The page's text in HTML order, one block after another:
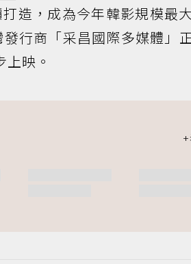
造，成為今年韓影規模最
行商「采昌國際多媒體」
映。